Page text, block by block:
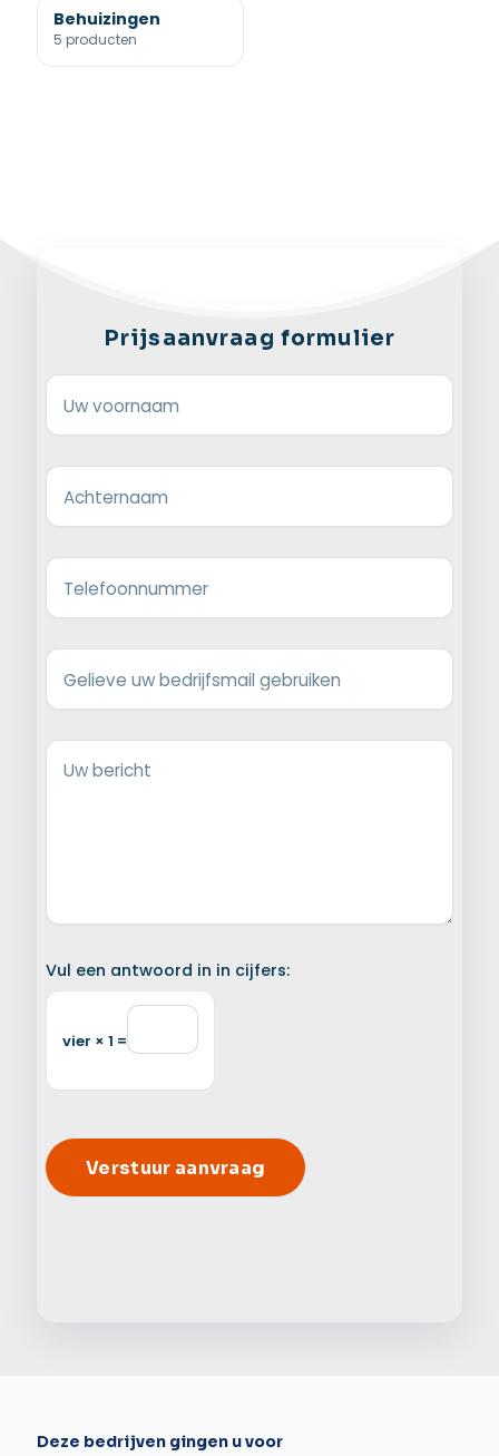
Behuizingen
5 producten
Prijsaanvraag formulier
Uw voornaam
Achternaam
Telefoonnummer
Gelieve uw bedrijfsmail gebruiken
Uw bericht
Vul een antwoord in in cijfers:
vier × 1 =
Deze bedrijven gingen u voor